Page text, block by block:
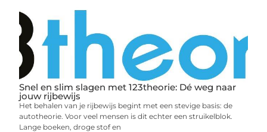
Snel en slim slagen met 123theorie: Dé weg naar
jouw rijbewijs
Het behalen van je rijbewijs begint met een stevige basis: de
autotheorie. Voor veel mensen is dit echter een struikelblok.
Lange boeken, droge stof en